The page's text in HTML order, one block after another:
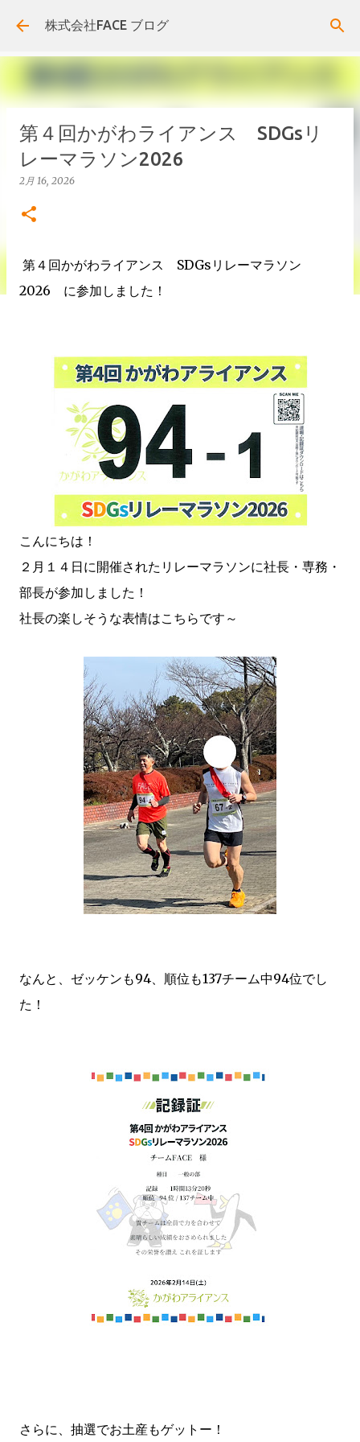
スキップしてメイン コンテンツに移動
株式会社FACE ブログ
第４回かがわライアンス SDGsリ
レーマラソン2026
2月 16, 2026
第４回かがわライアンス SDGsリレーマラソン
2026 に参加しました！
こんにちは！
２月１４日に開催されたリレーマラソンに社長・専務・
部長が参加しました！
社長の楽しそうな表情はこちらです～
なんと、ゼッケンも94、順位も137チーム中94位でし
た！
さらに、抽選でお土産もゲットー！